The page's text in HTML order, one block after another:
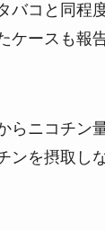
バコと同程
ケースも報
らニコチン
ンを摂取し